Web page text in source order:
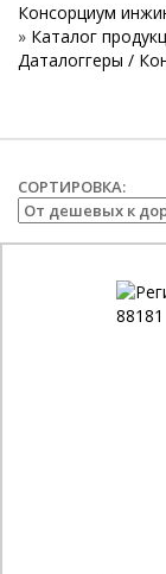
Консорциум
» Каталог
Даталоггеры /
СОРТИРОВКА: